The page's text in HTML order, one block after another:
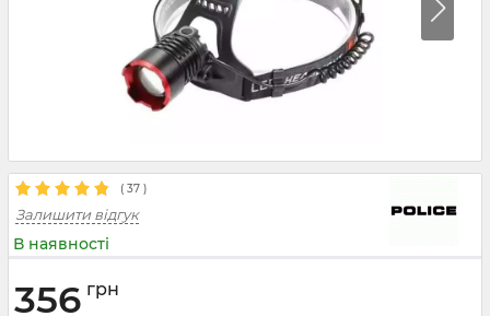
( 37 )
Залишити відгук
В наявності
356 грн